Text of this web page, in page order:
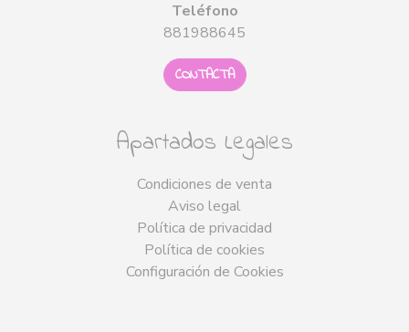
Teléfono
881988645
CONTACTA
Apartados Legales
Condiciones de venta
Aviso legal
Política de privacidad
Política de cookies
Configuración de Cookies